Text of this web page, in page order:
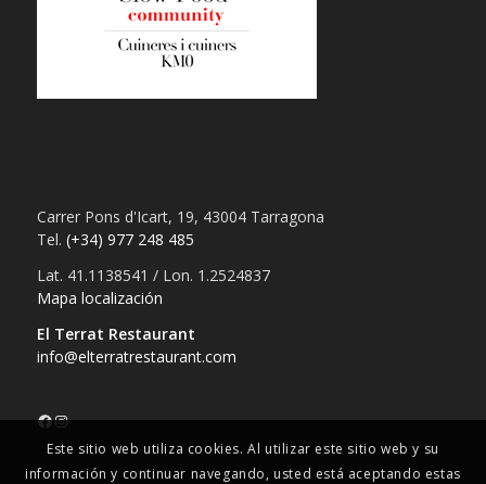
Carrer Pons d'Icart, 19, 43004 Tarragona
Tel. (+34) 977 248 485
Lat. 41.1138541 / Lon. 1.2524837
Mapa localización
El Terrat Restaurant
info@elterratrestaurant.com
Este sitio web utiliza cookies. Al utilizar este sitio web y su
información y continuar navegando, usted está aceptando estas